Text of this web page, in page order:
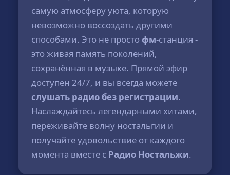
самую атмосферу уюта, которую
невозможно воссоздать другими
способами. Это не просто фм-станция -
это живая память поколений,
сохранённая в музыке. Прямой эфир
доступен 24/7, и вы всегда можете
слушать радио без регистрации.
Наслаждайтесь легендарными хитами,
переживайте волну ностальгии и
получайте удовольствие от каждого
момента вместе с Радио Ностальжи.